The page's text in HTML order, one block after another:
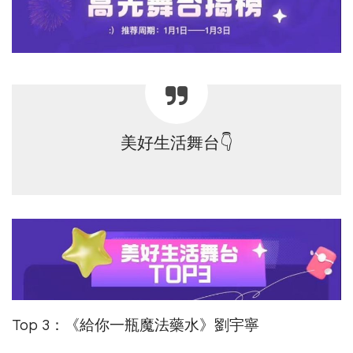
美好生活舞台👇
Top 3：《給你一瓶魔法藥水》劉宇寧